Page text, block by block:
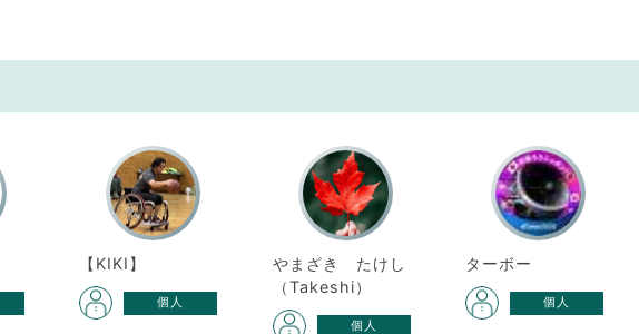
【KIKI】
個人
やまざき たけし
（Takeshi）
個人
ターボー
個人